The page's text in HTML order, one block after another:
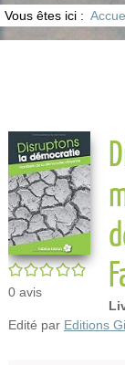
Vous êtes ici :
/5
0 avis
Edité par Editions